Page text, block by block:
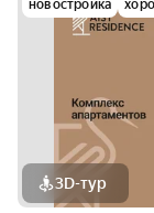
новостройка
3D-тур